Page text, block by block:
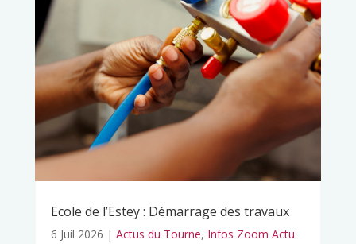
Ecole de l’Estey : Démarrage des travaux
6 Juil 2026 | Actus du Tourne, Infos Zoom Actu